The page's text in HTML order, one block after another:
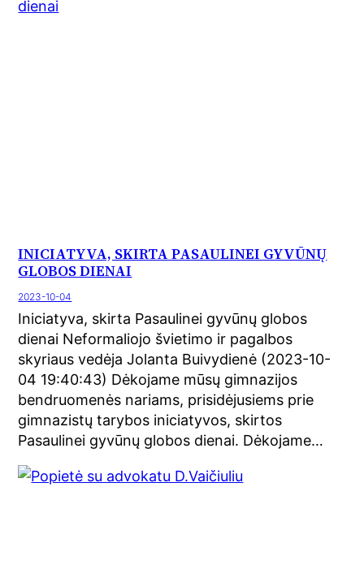
INICIATYVA, SKIRTA PASAULINEI GYVŪNŲ
GLOBOS DIENAI
2023-10-04
Iniciatyva, skirta Pasaulinei gyvūnų globos
dienai Neformaliojo švietimo ir pagalbos
skyriaus vedėja Jolanta Buivydienė (2023-10-
04 19:40:43) Dėkojame mūsų gimnazijos
bendruomenės nariams, prisidėjusiems prie
gimnazistų tarybos iniciatyvos, skirtos
Pasaulinei gyvūnų globos dienai. Dėkojame…